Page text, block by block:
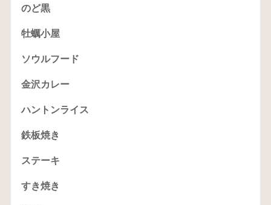
のど黒
牡蠣小屋
ソウルフード
金沢カレー
ハントンライス
鉄板焼き
ステーキ
すき焼き